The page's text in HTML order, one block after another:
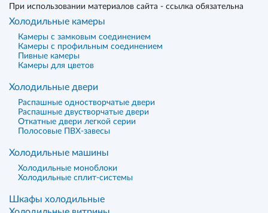
При использовании материалов сайта - ссылка обязательна
Холодильные камеры
Камеры с замковым соединением
Камеры с профильным соединением
Пивные камеры
Камеры для цветов
Холодильные двери
Распашные одностворчатые двери
Распашные двустворчатые двери
Откатные двери легкой серии
Полосовые ПВХ-завесы
Холодильные машины
Холодильные моноблоки
Холодильные сплит-системы
Шкафы холодильные